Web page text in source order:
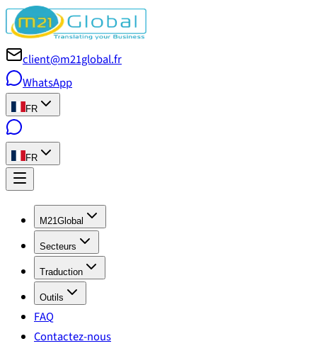
client@m21global.fr
WhatsApp
FR
FR
M21Global
Secteurs
Traduction
Outils
FAQ
Contactez-nous